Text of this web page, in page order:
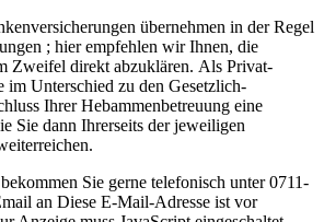
übernehmen in der Regel
; hier empfehlen wir Ihnen, die
Zweifel direkt abzuklären. Als Privat-
im Unterschied zu den Gesetzlich-
Ihrer Hebammenbetreuung eine
Sie dann Ihrerseits der jeweiligen
Sie gerne telefonisch unter 0711-
an Diese E-Mail-Adresse ist vor